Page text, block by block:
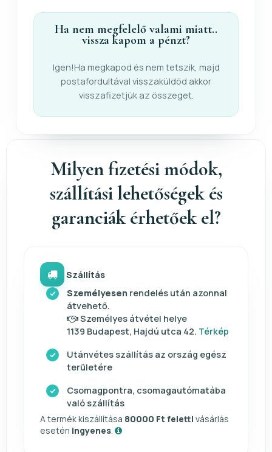
Ha nem megfelelő valami miatt..
vissza kapom a pénzt?
Igen!Ha megkapod és nem tetszik, majd
postafordultával visszaküldöd akkor
visszafizetjük az összeget.
Milyen fizetési módok,
szállítási lehetőségek és
garanciák érhetőek el?
Szállítás
Személyesen rendelés után azonnal
átvehető.
Személyes átvétel helye
1139 Budapest, Hajdú utca 42. Térkép
Utánvétes szállítás az ország egész
területére
Csomagpontra, csomagautómatába
való szállítás
A termék kiszállítása 80000 Ft feletti vásárlás
esetén ingyenes